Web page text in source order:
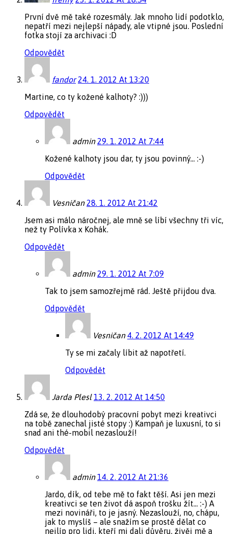
První dvě mě také rozesmály. Jak mnoho lidí podotklo,
nepatří mezi nejlepší nápady, ale vtipné jsou. Poslední
fotka stojí za archivaci :D
Odpovědět
fandor 24. 1. 2012 At 13:20
Martine, co ty kožené kalhoty? :)))
Odpovědět
admin 29. 1. 2012 At 7:44
Kožené kalhoty jsou dar, ty jsou povinný… :-)
Odpovědět
Vesničan 28. 1. 2012 At 21:42
Jsem asi málo náročnej, ale mně se líbí všechny tři víc,
než ty Polívka x Kohák.
Odpovědět
admin 29. 1. 2012 At 7:09
Tak to jsem samozřejmě rád. Ještě přijdou dva.
Odpovědět
Vesničan 4. 2. 2012 At 14:49
Ty se mi začaly líbit až napotřetí.
Odpovědět
Jarda Plesl 13. 2. 2012 At 14:50
Zdá se, že dlouhodobý pracovní pobyt mezi kreativci
na tobě zanechal jisté stopy :) Kampaň je luxusní, to si
snad ani thé-mobil nezaslouží!
Odpovědět
admin 14. 2. 2012 At 21:36
Jardo, dík, od tebe mě to fakt těší. Asi jen mezi
kreativci se ten život dá aspoň trošku žít… :-) A
mezi novináři, to je jasný. Nezaslouží, no, chápu,
jak to myslíš – ale snažím se prostě dělat co
nejlíp pro lidi, kteří mi dali důvěru, živěj mě a